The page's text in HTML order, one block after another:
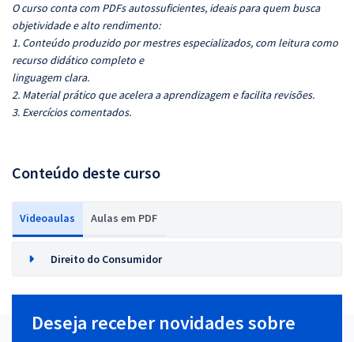
O curso conta com PDFs autossuficientes, ideais para quem busca
objetividade e alto rendimento:
1. Conteúdo produzido por mestres especializados, com leitura como
recurso didático completo e
linguagem clara.
2. Material prático que acelera a aprendizagem e facilita revisões.
3. Exercícios comentados.
Conteúdo deste curso
Videoaulas Aulas em PDF
Direito do Consumidor
Deseja receber novidades sobre